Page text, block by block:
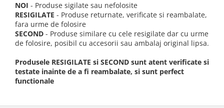
NOI - Produse sigilate sau nefolosite
RESIGILATE - Produse returnate, verificate si reambalate,
fara urme de folosire
SECOND - Produse similare cu cele resigilate dar cu urme
de folosire, posibil cu accesorii sau ambalaj original lipsa.
Produsele RESIGILATE si SECOND sunt atent verificate si
testate inainte de a fi reambalate, si sunt perfect
functionale